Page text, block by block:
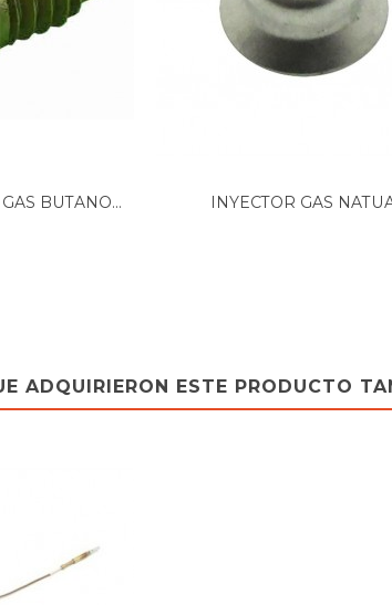
BUTANO...
INYECTOR GAS
ADQUIRIERON ESTE PRODUCTO